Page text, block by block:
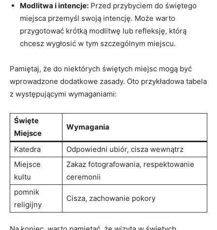
Modlitwa i intencje: Przed​ przybyciem ⁣do ⁣świętego
miejsca ⁣przemyśl swoją intencję. Może ‍warto
przygotować‌ krótką ⁣modlitwę lub‍ refleksję, którą
chcesz wygłosić w tym szczególnym miejscu.
Pamiętaj, że⁤ do niektórych świętych miejsc ⁣mogą ⁢być
wprowadzone dodatkowe zasady. Oto przykładowa tabela
z ⁣występującymi wymaganiami:
Święte
‍Miejsce
Wymagania
Katedra
Odpowiedni ubiór, cisza ​wewnątrz
Miejsce
kultu
Zakaz fotografowania, respektowanie
ceremonii
pomnik
⁢religijny
Cisza, zachowanie‍ pokory